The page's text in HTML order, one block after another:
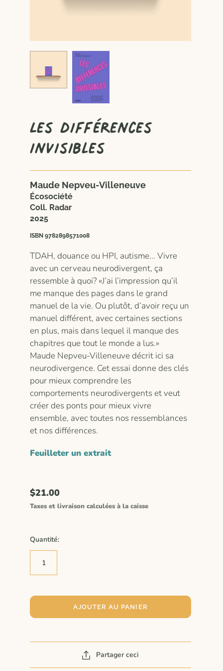
Les différences
invisibles
Maude Nepveu-Villeneuve
Écosociété
Coll. Radar
2025
ISBN 9782898571008
TDAH, douance ou HPI, autisme... Vivre
avec un cerveau neurodivergent, ça
ressemble à quoi? «J’ai l’impression qu’il
me manque des pages dans le grand
manuel de la vie. Ou plutôt, d’avoir reçu un
manuel différent, avec certaines sections
en plus, mais dans lequel il manque des
chapitres que tout le monde a lus.»
Maude Nepveu-Villeneuve décrit ici sa
neurodivergence. Cet essai donne des clés
pour mieux comprendre les
comportements neurodivergents et veut
créer des ponts pour mieux vivre
ensemble, avec toutes nos ressemblances
et nos différences.
Feuilleter un extrait
$21.00
Taxes et livraison calculées à la caisse
Quantité:
AJOUTER AU PANIER
Partager ceci